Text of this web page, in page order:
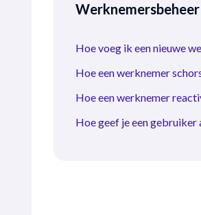
Werknemersbeheer
Hoe voeg ik een nieuwe
Hoe een werknemer
Hoe een werknemer
Hoe geef je een gebruiker